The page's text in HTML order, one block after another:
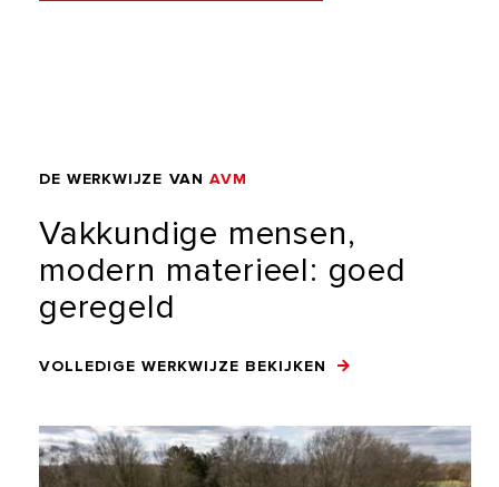
DE WERKWIJZE VAN AVM
Vakkundige mensen,
modern materieel: goed
geregeld
VOLLEDIGE WERKWIJZE BEKIJKEN